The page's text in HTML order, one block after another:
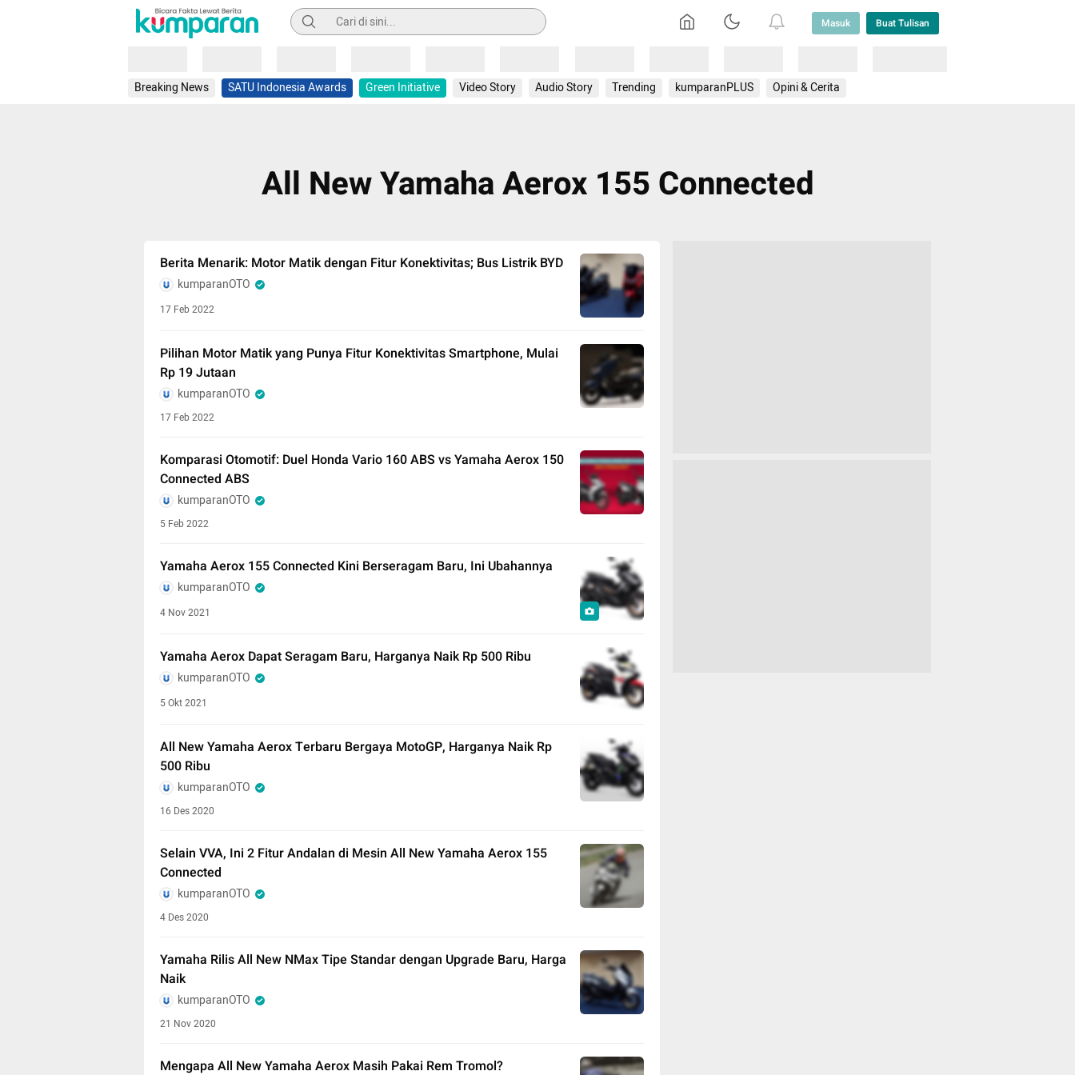
Pencarian Masuk Buat Tulisan
Breaking News SATU Indonesia Awards Green Initiative Video Story Audio Story Trending kumparanPLUS Opini & Cerita
All New Yamaha Aerox 155 Connected
Berita Menarik: Motor Matik dengan Fitur Konektivitas; Bus Listrik BYD
kumparanOTO
17 Feb 2022
Pilihan Motor Matik yang Punya Fitur Konektivitas Smartphone, Mulai
Rp 19 Jutaan
kumparanOTO
17 Feb 2022
Komparasi Otomotif: Duel Honda Vario 160 ABS vs Yamaha Aerox 150
Connected ABS
kumparanOTO
5 Feb 2022
Yamaha Aerox 155 Connected Kini Berseragam Baru, Ini Ubahannya
kumparanOTO
4 Nov 2021
Yamaha Aerox Dapat Seragam Baru, Harganya Naik Rp 500 Ribu
kumparanOTO
5 Okt 2021
All New Yamaha Aerox Terbaru Bergaya MotoGP, Harganya Naik Rp
500 Ribu
kumparanOTO
16 Des 2020
Selain VVA, Ini 2 Fitur Andalan di Mesin All New Yamaha Aerox 155
Connected
kumparanOTO
4 Des 2020
Yamaha Rilis All New NMax Tipe Standar dengan Upgrade Baru, Harga
Naik
kumparanOTO
21 Nov 2020
Mengapa All New Yamaha Aerox Masih Pakai Rem Tromol?